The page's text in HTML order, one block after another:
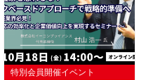
特別会員開催イベント